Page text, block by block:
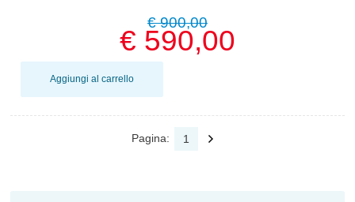
€ 900,00
€ 590,00
Aggiungi al carrello
Pagina: 1